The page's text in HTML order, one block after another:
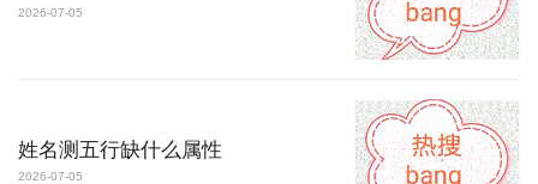
2026-07-05
姓名测五行缺什么属性
2026-07-05